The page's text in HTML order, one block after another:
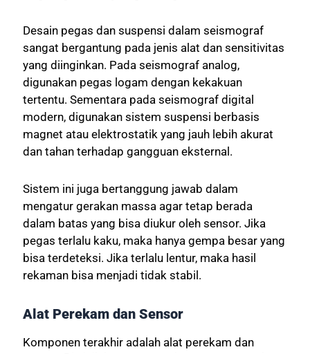
Desain pegas dan suspensi dalam seismograf
sangat bergantung pada jenis alat dan sensitivitas
yang diinginkan. Pada seismograf analog,
digunakan pegas logam dengan kekakuan
tertentu. Sementara pada seismograf digital
modern, digunakan sistem suspensi berbasis
magnet atau elektrostatik yang jauh lebih akurat
dan tahan terhadap gangguan eksternal.
Sistem ini juga bertanggung jawab dalam
mengatur gerakan massa agar tetap berada
dalam batas yang bisa diukur oleh sensor. Jika
pegas terlalu kaku, maka hanya gempa besar yang
bisa terdeteksi. Jika terlalu lentur, maka hasil
rekaman bisa menjadi tidak stabil.
Alat Perekam dan Sensor
Komponen terakhir adalah alat perekam dan